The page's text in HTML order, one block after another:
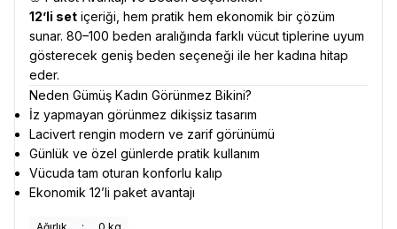
12’li set içeriği, hem pratik hem ekonomik bir çözüm
sunar. 80–100 beden aralığında farklı vücut tiplerine uyum
gösterecek geniş beden seçeneği ile her kadına hitap
eder.
Neden Gümüş Kadın Görünmez Bikini?
İz yapmayan görünmez dikişsiz tasarım
Lacivert rengin modern ve zarif görünümü
Günlük ve özel günlerde pratik kullanım
Vücuda tam oturan konforlu kalıp
Ekonomik 12’li paket avantajı